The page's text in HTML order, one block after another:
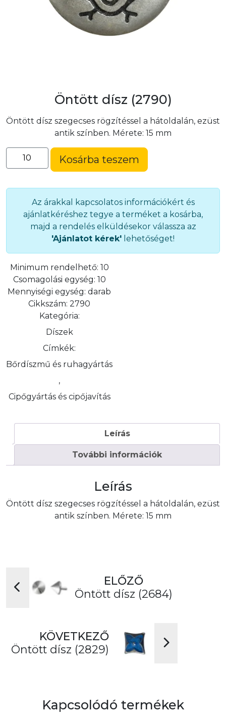
Öntött dísz (2790)
Öntött dísz szegecses rögzítéssel a hátoldalán, ezüst
antik színben. Mérete: 15 mm
Öntött
dísz
mennyiség
Kosárba teszem
Az árakkal kapcsolatos információkért és
ajánlatkéréshez tegye a terméket a kosárba,
majd a rendelés elküldésekor válassza az
'Ajánlatot kérek' lehetőséget!
Minimum rendelhető: 10
Csomagolási egység: 10
Mennyiségi egység: darab
Cikkszám: 2790
Kategória:
Díszek
Címkék:
Bőrdíszmű és ruhagyártás
,
Cipőgyártás és cipőjavítás
Leírás
További információk
Leírás
Öntött dísz szegecses rögzítéssel a hátoldalán, ezüst
antik színben. Mérete: 15 mm
ELŐZŐ
Öntött dísz (2684)
KÖVETKEZŐ
Öntött dísz (2829)
Kapcsolódó termékek